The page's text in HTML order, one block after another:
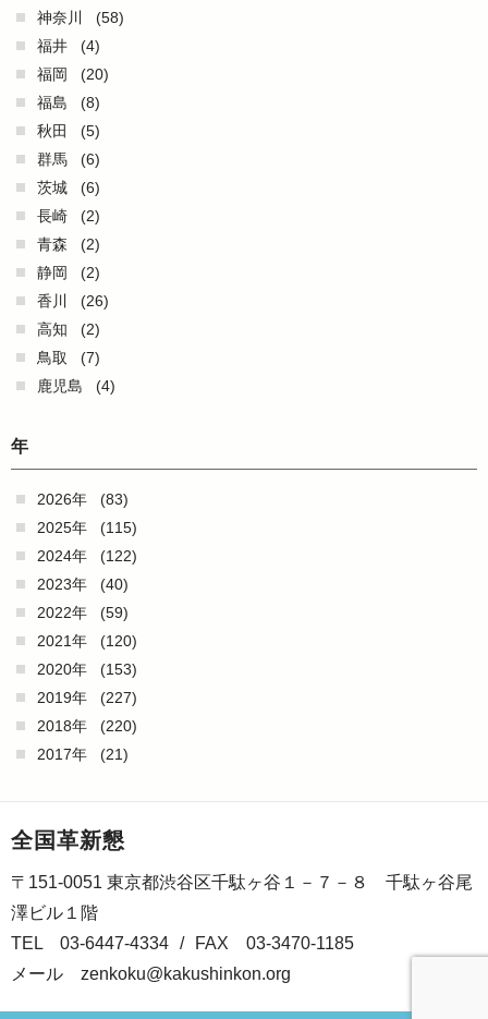
神奈川
(58)
福井
(4)
福岡
(20)
福島
(8)
秋田
(5)
群馬
(6)
茨城
(6)
長崎
(2)
青森
(2)
静岡
(2)
香川
(26)
高知
(2)
鳥取
(7)
鹿児島
(4)
年
2026年
(83)
2025年
(115)
2024年
(122)
2023年
(40)
2022年
(59)
2021年
(120)
2020年
(153)
2019年
(227)
2018年
(220)
2017年
(21)
全国革新懇
〒151-0051 東京都渋谷区千駄ヶ谷１－７－８ 千駄ヶ谷尾
澤ビル１階
TEL 03-6447-4334 /
FAX 03-3470-1185
メール zenkoku@kakushinkon.org